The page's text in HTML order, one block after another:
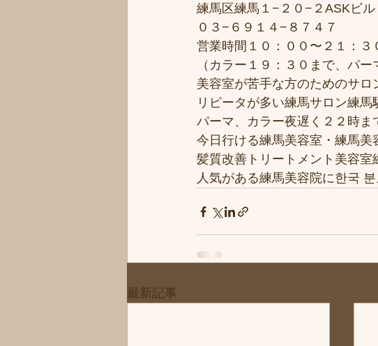
練馬区練馬１−２０−２ASKビル
０３−６９１４−８７４７
営業時間１０：００〜２１：３
（カラー１９：３０まで、パー
美容室が苦手な方のためのサロ
リピータが多い練馬サロン練
パーマ、カラー夜遅く２２時
今日行ける練馬美容室・練馬
髪質改善トリートメント美容室
人気がある練馬美容院に한국
最新記事